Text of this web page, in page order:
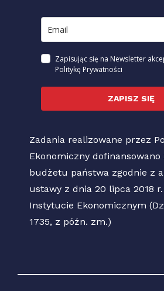
Zapisując się na Newsletter
Politykę Prywatności
ZAPISZ SIĘ
Zadania realizowane przez
Ekonomiczny dofinansowano
budżetu państwa zgodnie z
ustawy z dnia 20 lipca 2018
Instytucie Ekonomicznym
1735, z późn. zm.)